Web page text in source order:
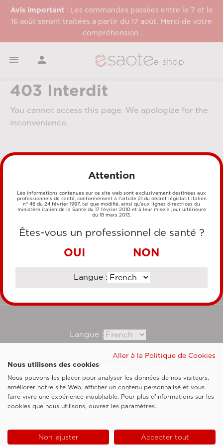
Avis important: Les commandes passées entre le 7 et le
16 août seront traitées à partir du 17 août. Merci de votre
compréhension.
  e-shop
403 Interdit
You cannot access this page. We apologize for the
inconvenience.
MÉTHODES DE PAIEMENT
VIREMENT BANCAIRE
Langue :
Esaote SpA ©2026 - Vat Code IT05131180969
Société soumise à la gestion et à la coordination de Shanghai Luzi Enterprise
Management Consultancy Center (Limited Partnership)
Clauses légales
Cookie Policy
Attention
Les informations contenues sur ce site web sont exclusivement destinées aux
professionnels de santé, conformément à l’article 21 du décret législatif italien
n° 46 du 24 février 1997, tel que modifié, ainsi qu’aux lignes directrices du
ministère italien de la Santé du 17 février 2010 et à leur mise à jour ultérieure
du 18 mars 2013.
Êtes-vous un professionnel de santé ?
OUI NON
Langue :
Aller à la Politique de Cookies
Nous utilisons des cookies
Nous pouvons les placer pour analyser les données de nos visiteurs,
améliorer notre site Web, afficher un contenu personnalisé et vous
faire vivre une expérience inoubliable. Pour plus d'informations sur les
cookies que nous utilisons, ouvrez les paramètres.
Non, ajuster Accepter tout